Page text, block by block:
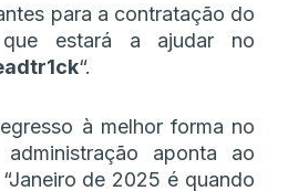
para a contratação do
que estará a ajudar no
“.
à melhor forma no
aponta ao
de 2025 é quando